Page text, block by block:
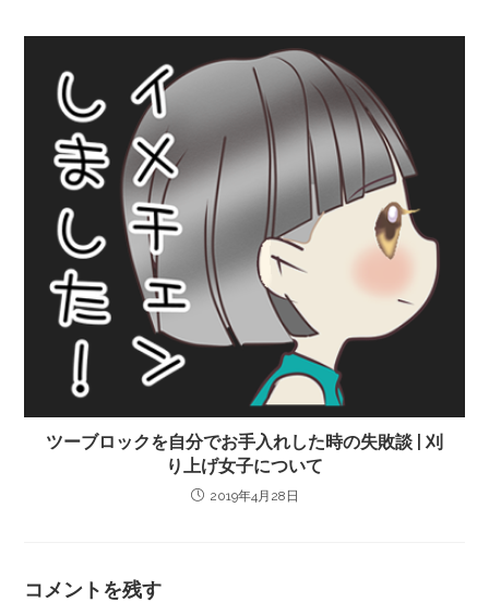
ツーブロックを自分でお手入れした時の失敗談 | 刈
り上げ女子について
2019年4月28日
コメントを残す